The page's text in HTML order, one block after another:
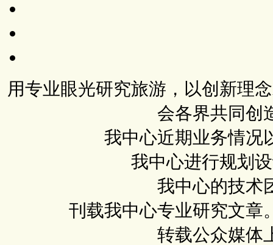
用专业眼光研究旅游，以创新理
会各界共同创
我中心近期业务情况
我中心进行规划
我中心的技术
刊载我中心专业研究文章
转载公众媒体